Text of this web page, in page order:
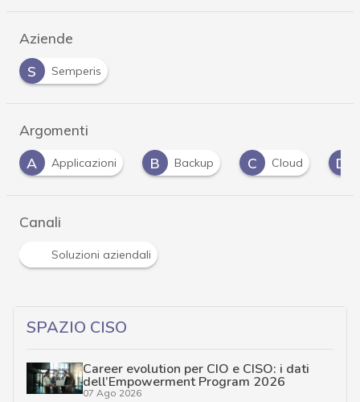
Aziende
S
Semperis
Argomenti
B
Backup Cloud D disaster recovery
Canali
Soluzioni aziendali
SPAZIO CISO
Career evolution per CIO e CISO: i dati
dell’Empowerment Program 2026
07 Ago 2026